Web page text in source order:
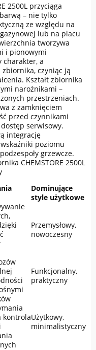
2500L przyciąga
– nie tylko
ze względu na
lub na placu
tworzywa
i pionowymi
charakter, a
czyniąc ją
Kształt zbiornika
narożnikami –
przestrzeniach.
z zamknięciem
przed czynnikami
serwisowy.
integrację
poziomu
grzewcze.
CHEMSTORE 2500L
Dominujące
style użytkowe
Przemysłowy,
nowoczesny
Funkcjonalny,
praktyczny
kontrolaUżytkowy,
minimalistyczny